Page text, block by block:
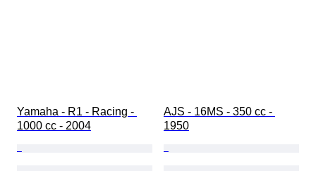
Yamaha - R1 - Racing -
1000 cc - 2004
AJS - 16MS - 350 cc -
1950